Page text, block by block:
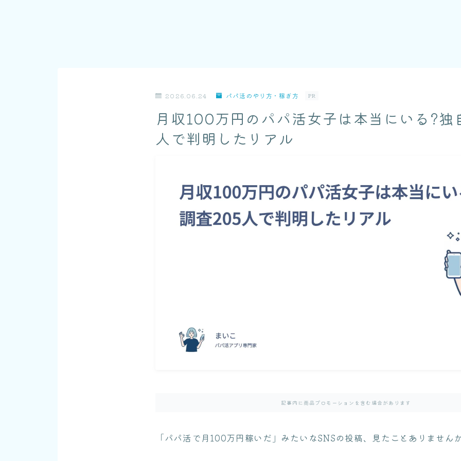
2026.06.24 パパ活のやり方・稼ぎ方 PR
月収100万円のパパ活女子は本当にいる?
人で判明したリアル
記事内に商品プロモーションを含む場合があります
「パパ活で月100万円稼いだ」みたいなSNSの投稿、見たことありません